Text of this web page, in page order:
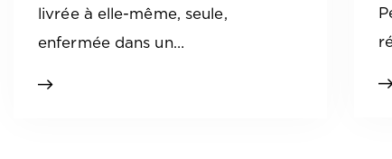
livrée à elle-même, seule,
enfermée dans un…